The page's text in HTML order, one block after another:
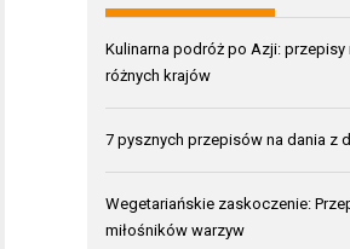
Kulinarna podróż po Azji: przepisy
różnych krajów
7 pysznych przepisów na dania z
Wegetariańskie zaskoczenie:
miłośników warzyw